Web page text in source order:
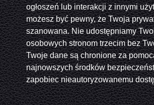
ogłoszeń lub interakcji z innymi
możesz być pewny, że Twoja
szanowana. Nie udostępniamy
osobowych stronom trzecim bez
Twoje dane są chronione za
najnowszych środków
zapobiec nieautoryzowanemu